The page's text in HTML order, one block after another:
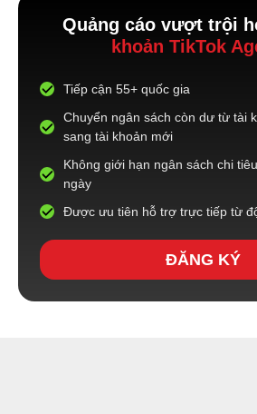
Quảng cáo vượt trội
khoản TikTok
Tiếp cận 55+ quốc gia
Chuyển ngân sách còn dư từ tài
sang tài khoản mới
Không giới hạn ngân sách chi
ngày
Được ưu tiên hỗ trợ trực tiếp từ
ĐĂNG KÝ